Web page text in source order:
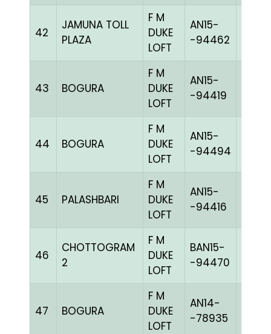
42
JAMUNA TOLL
PLAZA
F M
DUKE
LOFT
AN15-
-94462
43 BOGURA
F M
DUKE
LOFT
AN15-
-94419
44 BOGURA
F M
DUKE
LOFT
AN15-
-94494
45 PALASHBARI
F M
DUKE
LOFT
AN15-
-94416
46
CHOTTOGRAM
2
F M
DUKE
LOFT
BAN15-
-94470
47 BOGURA
F M
DUKE
LOFT
AN14-
-78935